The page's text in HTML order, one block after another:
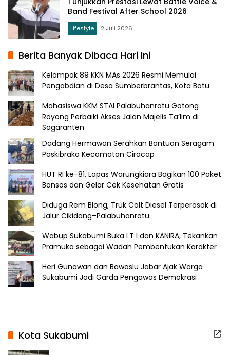
Band Festival After School 2026
Lifestyle 2 Juli 2026
Berita Banyak Dibaca Hari Ini
Kelompok 89 KKN MAs 2026 Resmi Memulai
Pengabdian di Desa Sumberbrantas, Kota Batu
Mahasiswa KKM STAI Palabuhanratu Gotong
Royong Perbaiki Akses Jalan Majelis Ta’lim di
Sagaranten
Dadang Hermawan Serahkan Bantuan Seragam
Paskibraka Kecamatan Ciracap
HUT RI ke-81, Lapas Warungkiara Bagikan 100 Paket
Bansos dan Gelar Cek Kesehatan Gratis
Diduga Rem Blong, Truk Colt Diesel Terperosok di
Jalur Cikidang–Palabuhanratu
Wabup Sukabumi Buka LT I dan KANIRA, Tekankan
Pramuka sebagai Wadah Pembentukan Karakter
Heri Gunawan dan Bawaslu Jabar Ajak Warga
Sukabumi Jadi Garda Pengawas Demokrasi
Kota Sukabumi